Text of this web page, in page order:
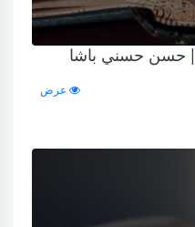
| حسن حسني باشا
عرض